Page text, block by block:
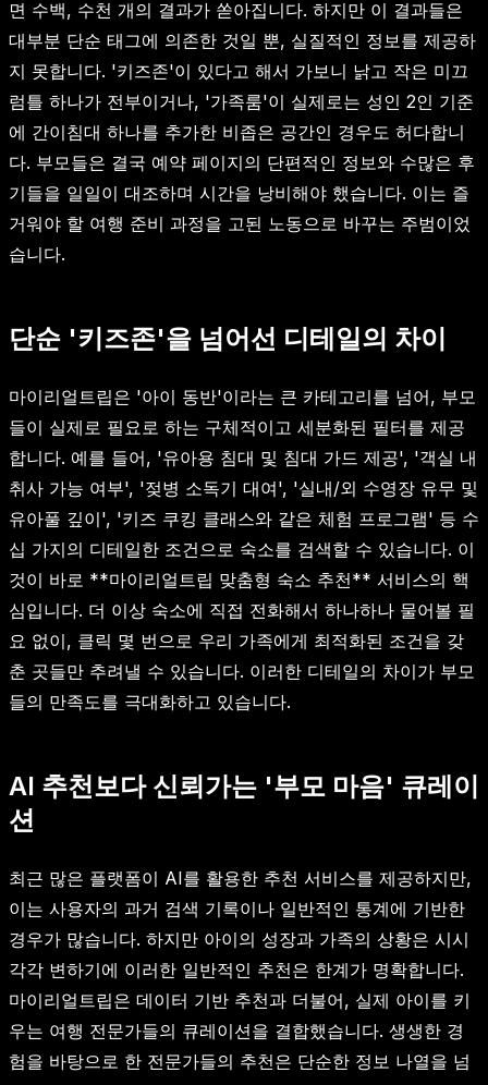
면 수백, 수천 개의 결과가 쏟아집니다. 하지만 이 결과들은
대부분 단순 태그에 의존한 것일 뿐, 실질적인 정보를 제공하
지 못합니다. '키즈존'이 있다고 해서 가보니 낡고 작은 미끄
럼틀 하나가 전부이거나, '가족룸'이 실제로는 성인 2인 기준
에 간이침대 하나를 추가한 비좁은 공간인 경우도 허다합니
다. 부모들은 결국 예약 페이지의 단편적인 정보와 수많은 후
기들을 일일이 대조하며 시간을 낭비해야 했습니다. 이는 즐
거워야 할 여행 준비 과정을 고된 노동으로 바꾸는 주범이었
습니다.
단순 '키즈존'을 넘어선 디테일의 차이
마이리얼트립은 '아이 동반'이라는 큰 카테고리를 넘어, 부모
들이 실제로 필요로 하는 구체적이고 세분화된 필터를 제공
합니다. 예를 들어, '유아용 침대 및 침대 가드 제공', '객실 내
취사 가능 여부', '젖병 소독기 대여', '실내/외 수영장 유무 및
유아풀 깊이', '키즈 쿠킹 클래스와 같은 체험 프로그램' 등 수
십 가지의 디테일한 조건으로 숙소를 검색할 수 있습니다. 이
것이 바로 **마이리얼트립 맞춤형 숙소 추천** 서비스의 핵
심입니다. 더 이상 숙소에 직접 전화해서 하나하나 물어볼 필
요 없이, 클릭 몇 번으로 우리 가족에게 최적화된 조건을 갖
춘 곳들만 추려낼 수 있습니다. 이러한 디테일의 차이가 부모
들의 만족도를 극대화하고 있습니다.
AI 추천보다 신뢰가는 '부모 마음' 큐레이
션
최근 많은 플랫폼이 AI를 활용한 추천 서비스를 제공하지만,
이는 사용자의 과거 검색 기록이나 일반적인 통계에 기반한
경우가 많습니다. 하지만 아이의 성장과 가족의 상황은 시시
각각 변하기에 이러한 일반적인 추천은 한계가 명확합니다.
마이리얼트립은 데이터 기반 추천과 더불어, 실제 아이를 키
우는 여행 전문가들의 큐레이션을 결합했습니다. 생생한 경
험을 바탕으로 한 전문가들의 추천은 단순한 정보 나열을 넘